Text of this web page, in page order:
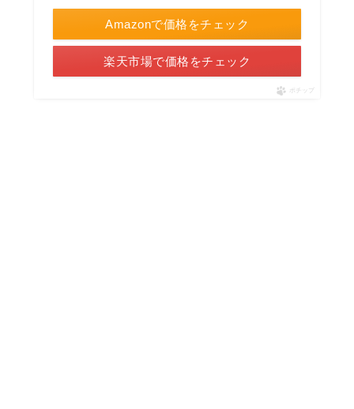
Amazonで価格をチェック
楽天市場で価格をチェック
ポチップ